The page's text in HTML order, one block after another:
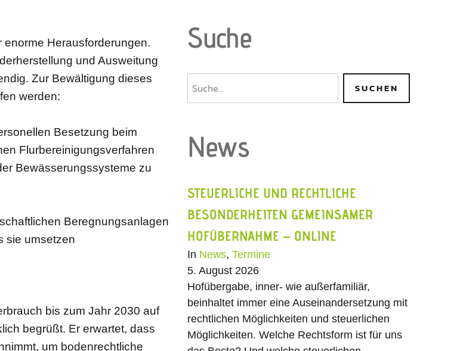
Herausforderungen.
und Ausweitung
Zur Bewältigung dieses
werden:
Besetzung beim
Flurbereinigungsverfahren
Bewässerungssysteme zu
Beregnungsanlagen
sie umsetzen
bis zum Jahr 2030 auf
begrüßt. Er erwartet, dass
um bodenrechtliche
Suche
News
STEUERLICHE UND RECHTLICHE
BESONDERHEITEN GEMEINSAMER
HOFÜBERNAHME – ONLINE
In News, Termine
5. August 2026
Hofübergabe, inner- wie außerfamiliär,
beinhaltet immer eine Auseinandersetzung mit
rechtlichen Möglichkeiten und steuerlichen
Möglichkeiten. Welche Rechtsform ist für uns